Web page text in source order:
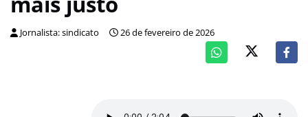
Jornalista: sindicato 26 de fevereiro de 2026